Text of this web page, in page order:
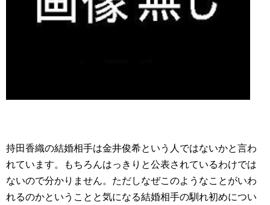
持田香織の結婚相手は金井俊希という人ではないかと言わ
れています。もちろんはっきりと公表されているわけでは
ないので分かりません。ただしなぜこのようなことがいわ
れるのかということと気になる結婚相手の馴れ初めについ